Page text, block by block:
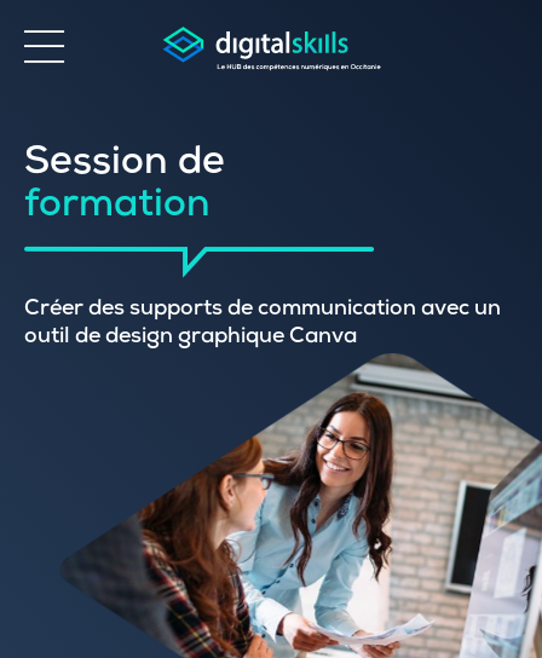
Accessibilité
Session de
formation
Créer des supports de communication avec un
outil de design graphique Canva